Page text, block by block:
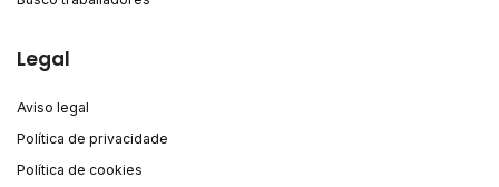
Legal
Aviso legal
Política de privacidade
Política de cookies